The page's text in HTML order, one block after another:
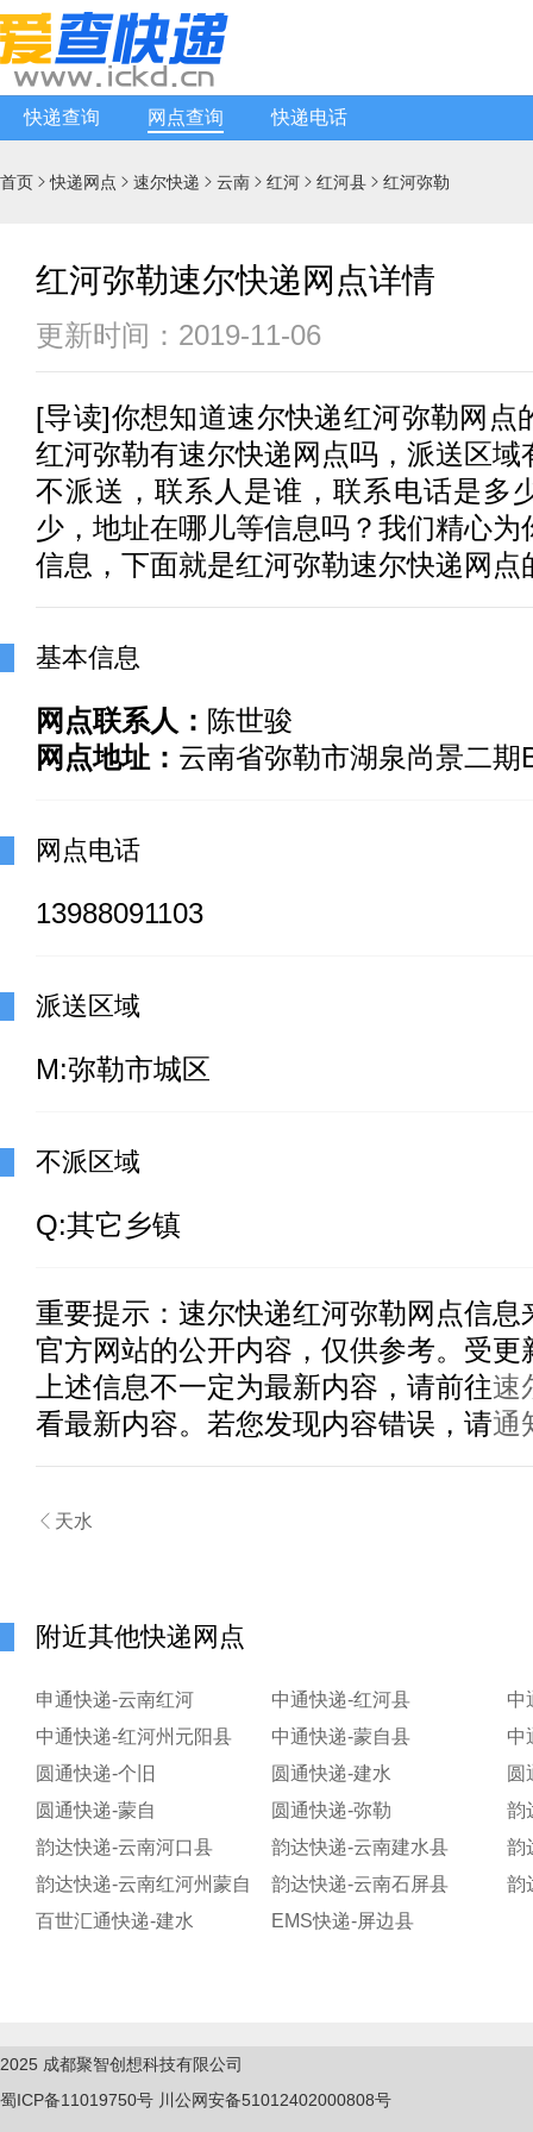
快递查询 网点查询 快递电话
首页 快递网点  速尔快递  云南  红河  红河县  红河弥勒
红河弥勒速尔快递网点详情
更新时间：2019-11-06
[导读]你想知道速尔快递红河弥勒网点
红河弥勒有速尔快递 网点吗，派送区
不派送，联系人是谁，联系电话是多
少，地址在哪儿等信息吗？我们精心为
信息，下面就是红河弥勒速尔快递网点
基本信息
网点联系人： 陈世骏
网点地址： 云南省弥勒市湖泉尚景二期
网点电话
13988091103
派送区域
M:弥勒市城区
不派区域
Q:其它乡镇
重要提示： 速尔快递红河弥勒网点信息
官方网站的公开内容，仅供参考。受更
上述信息不一定为最新内容，请前往速
看最新内容。若您发现内容错误，请通
 天水
附近其他快递网点
申通快递-云南红河 中通快递-红河县
中
中通快递-红河州元阳县
中通快递-蒙自县
中
圆通快递-个旧
圆通快递-建水
圆
圆通快递-蒙自
圆通快递-弥勒
韵
韵达快递-云南河口县
韵达快递-云南建水县
韵
韵达快递-云南红河州蒙自
韵达快递-云南石屏县
韵
百世汇通快递-建水
EMS快递-屏边县
2025 成都聚智创想科技有限公司
蜀ICP备11019750号 川公网安备51012402000808号